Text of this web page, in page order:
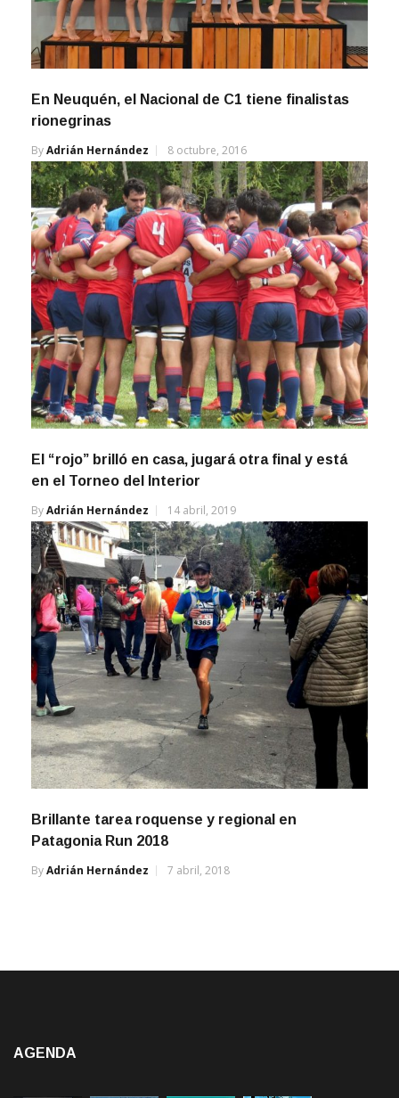
En Neuquén, el Nacional de C1 tiene finalistas
rionegrinas
ByAdrián Hernández 8 octubre, 2016
El “rojo” brilló en casa, jugará otra final y está
en el Torneo del Interior
ByAdrián Hernández 14 abril, 2019
Brillante tarea roquense y regional en
Patagonia Run 2018
ByAdrián Hernández 7 abril, 2018
AGENDA